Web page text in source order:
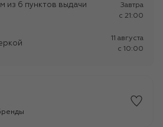
из 6 пунктов выдачи
Завтра
c 21:00
11 августа
c 10:00